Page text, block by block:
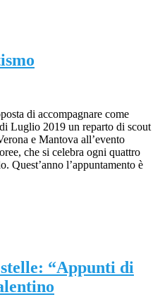
di accompagnare come
Luglio 2019 un reparto di scout
e Mantova all’evento
che si celebra ogni quattro
Quest’anno l’appuntamento è
“Appunti di